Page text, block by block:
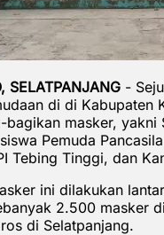
SELATPANJANG -
di di Kabupaten
masker, yakni
Pemuda
Tebing Tinggi, dan
ini dilakukan
2.500 masker
di Selatpanjang.